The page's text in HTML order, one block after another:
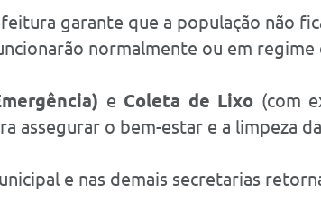
garante que a população não
normalmente ou em regime
e Coleta de Lixo (com
assegurar o bem-estar e a limpeza
e nas demais secretarias